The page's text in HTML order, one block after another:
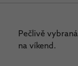
Pečlivě
na víkend.